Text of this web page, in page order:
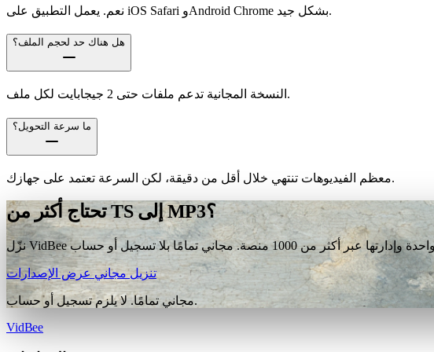
نعم. يعمل التطبيق على iOS Safari وAndroid Chrome بشكل جيد.
هل هناك حد لحجم الملف؟
النسخة المجانية تدعم ملفات حتى 2 جيجابايت لكل ملف.
ما سرعة التحويل؟
معظم الفيديوهات تنتهي خلال أقل من دقيقة، لكن السرعة تعتمد على جهازك.
تحتاج أكثر من TS إلى MP3؟
تنزيل مجانيعرض الإصدارات
مجاني تمامًا. لا يلزم تسجيل أو حساب.
VidBee